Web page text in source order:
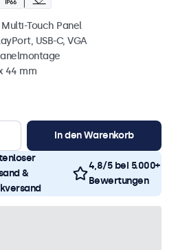
Touch Panel
USB-C, VGA
44 mm
In den Warenkorb
&
4,8/5 bei 5.000+
Bewertungen